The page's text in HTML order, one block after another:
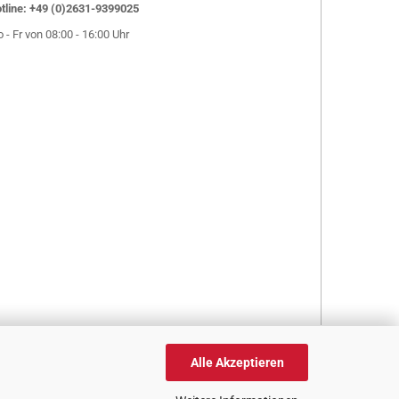
Alle Akzeptieren
+49 (0)2631-9399025
- Fr von 08:00 - 16:00 Uhr